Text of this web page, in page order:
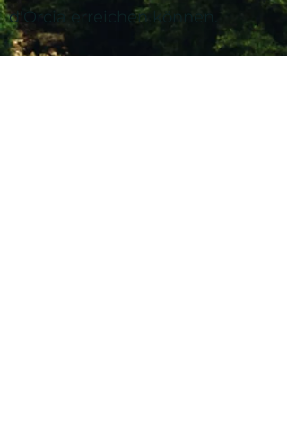
d'Orcia erreichen können.